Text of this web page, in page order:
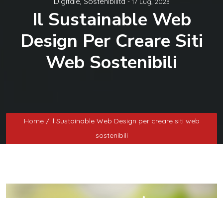
Il Sustainable Web
Design Per Creare Siti
Web Sostenibili
Home / Il Sustainable Web Design per creare siti web
sostenibili